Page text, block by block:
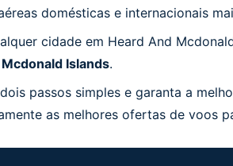
domésticas e internacionais
cidade em Heard And
Islands.
passos simples e garanta a
as melhores ofertas de voos